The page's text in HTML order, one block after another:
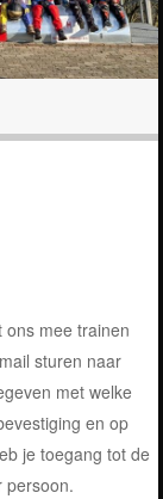
ons mee trainen
sturen naar
met welke
en op
je toegang tot de
persoon.